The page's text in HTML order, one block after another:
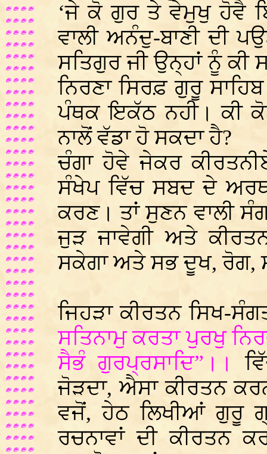
‘ਜੇ ਕੋ ਗੁਰ ਤੇ ਵੇਮੁਖੁ ਹੋਵੈ
ਵਾਲੀ ਅਨੰਦੁ-ਬਾਣੀ ਦੀ
ਸਤਿਗੁਰ ਜੀ ਉਨ੍ਹਾਂ ਨੂੰ ਕੀ
ਨਿਰਣਾ ਸਿਰਫ਼ ਗੁਰੂ
ਪੰਥਕ ਇਕੱਠ ਨਹੀ। ਕੀ
ਨਾਲੋਂ ਵੱਡਾ ਹੋ ਸਕਦਾ ਹੈ?
ਚੰਗਾ ਹੋਵੇ ਜੇਕਰ
ਸੰਖੇਪ ਵਿੱਚ ਸਬਦ ਦੇ
ਕਰਣ। ਤਾਂ ਸੁਣਨ ਵਾਲੀ
ਜੁੜ ਜਾਵੇਗੀ ਅਤੇ
ਸਕੇਗਾ ਅਤੇ ਸਭ ਦੂਖ, ਰੋਗ,
ਜਿਹੜਾ ਕੀਰਤਨ ਸਿਖ-
ਸਤਿਨਾਮੁ ਕਰਤਾ ਪੁਰਖੁ
ਸੈਭੰ ਗੁਰਪ੍ਰਸਾਦਿ”।।
ਜੋੜਦਾ, ਐਸਾ ਕੀਰਤਨ
ਵਜੋਂ, ਹੇਠ ਲਿਖੀਆਂ ਗੁਰੂ
ਰਚਨਾਵਾਂ ਦੀ ਕੀਰਤਨ